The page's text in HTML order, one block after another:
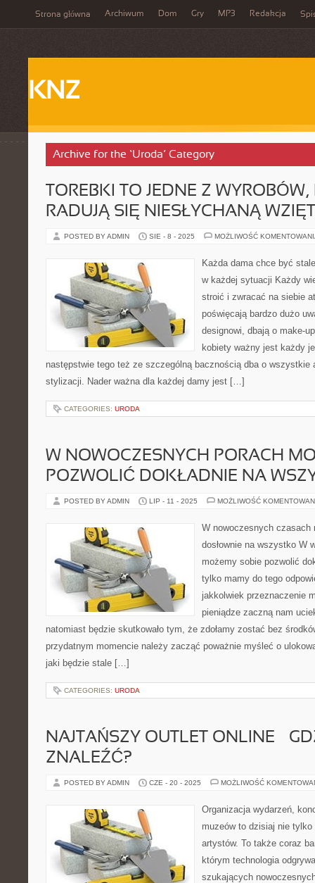
Strona główna Archiwum Dom Gry MP3 Redakcja
KNZ
Archive for the ‘Uroda’ Category
TOREBKI TO JEDNE Z WYROBÓW,
RADUJĄ SIĘ NIESŁYCHANĄ
POSTED BY ADMIN SIE - 8 - 2025 MOŻLIWOŚĆ
Każda dama chce być
w każdej sytuacji Każdy
stroić i zwracać na siebie
poświęcają bardzo dużo
designowi, dbają o make-
kobiety ważny jest każdy
następstwie tego też ze szczególną bacznością dba o wszystkie
stylizacji. Nader ważna dla każdej damy jest […]
CATEGORIES: URODA
W NOWOCZESNYCH PORACH
POZWOLIĆ DOKŁADNIE NA
POSTED BY ADMIN LIP - 11 - 2025 MOŻLIWOŚĆ
W nowoczesnych czasach
dosłownie na wszystko W
możemy sobie pozwolić
tylko mamy do tego
jakkolwiek przeznaczenie
pieniądze zaczną nam
natomiast będzie skutkowało tym, że zdołamy zostać bez
przydatnym momencie należy zacząć poważnie myśleć o
jaki będzie stale […]
CATEGORIES: URODA
NAJTAŃSZY OUTLET ONLINE –
ZNALEŹĆ?
POSTED BY ADMIN CZE - 20 - 2025 MOŻLIWOŚĆ
Organizacja wydarzeń,
muzeów to dzisiaj nie
artystów. To także coraz
którym technologia
szukających